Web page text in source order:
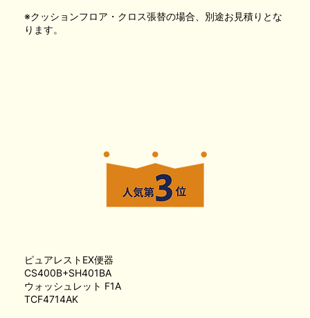
※クッションフロア・クロス張替の場合、別途お見積りとな
ります。
ピュアレストEX便器
CS400B+SH401BA
ウォッシュレット F1A
TCF4714AK